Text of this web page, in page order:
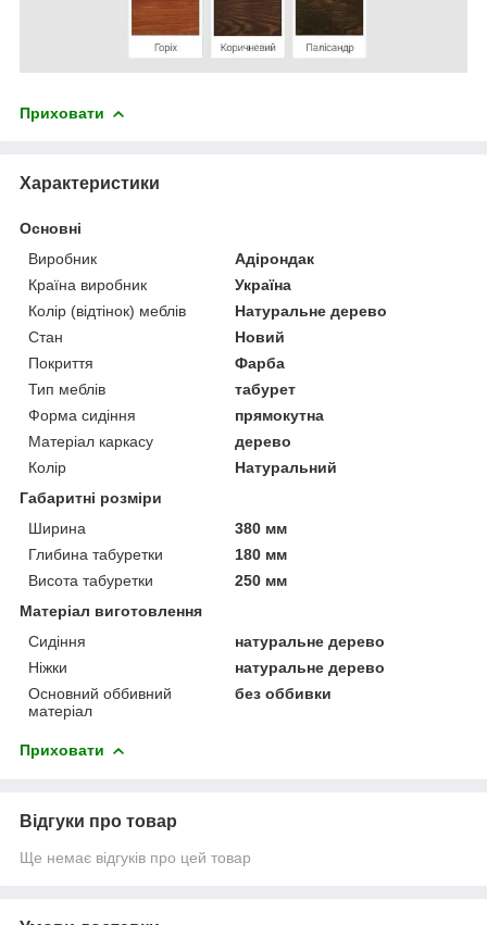
Приховати
Характеристики
Основні
Виробник
Адірондак
Країна виробник
Україна
Колір (відтінок) меблів
Натуральне дерево
Стан
Новий
Покриття
Фарба
Тип меблів
табурет
Форма сидіння
прямокутна
Матеріал каркасу
дерево
Колір
Натуральний
Габаритні розміри
Ширина
380 мм
Глибина табуретки
180 мм
Висота табуретки
250 мм
Матеріал виготовлення
Сидіння
натуральне дерево
Ніжки
натуральне дерево
Основний оббивний
матеріал
без оббивки
Приховати
Відгуки про товар
Ще немає відгуків про цей товар